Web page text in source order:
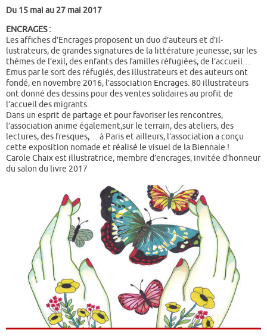
Du 15 mai au 27 mai 2017
ENCRAGES :
Les affiches d’Encrages proposent un duo d’auteurs et d’il­
lustrateurs, de grandes signatures de la littérature jeunesse, sur les
thèmes de l’exil, des enfants des familles réfugiées, de l’accueil…
Emus par le sort des réfugiés, des illustrateurs et des auteurs ont
fondé, en novembre 2016, l’association Encrages. 80 illustrateurs
ont donné des dessins pour des ventes solidaires au profit de
l’accueil des migrants.
Dans un esprit de partage et pour favoriser les rencontres,
l’association anime également,sur le terrain, des ateliers, des
lectures, des fresques,… à Paris et ailleurs, l’association a conçu
cette ex­position nomade et réalisé le visuel de la Biennale !
Carole Chaix est illustratrice, membre d’encrages, invitée d’honneur
du salon du livre 2017